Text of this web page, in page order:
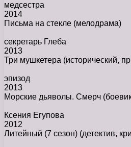
медсестра
2014
Письма на стекле (мелодрама)
секретарь Глеба
2013
Три мушкетера (исторический,
эпизод
2013
Морские дьяволы. Смерч
Ксения Егупова
2012
Литейный (7 сезон) (детектив,